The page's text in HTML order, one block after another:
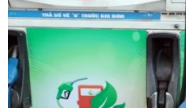
Phát hiện bản in Tuyên
cực hiếm của Mỹ
03/07/2026 06:45